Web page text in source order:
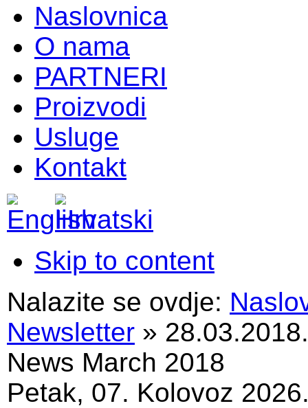
Naslovnica
O nama
PARTNERI
Proizvodi
Usluge
Kontakt
Skip to content
Nalazite se ovdje:
Newsletter »
News March 2018
Petak, 07. Kolovoz